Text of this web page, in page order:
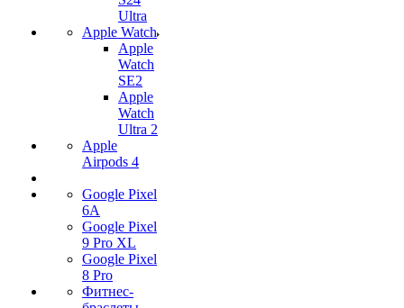
Ultra
Apple Watch
Apple
Watch
SE2
Apple
Watch
Ultra 2
Apple
Airpods 4
Google Pixel
6A
Google Pixel
9 Pro XL
Google Pixel
8 Pro
Фитнес-